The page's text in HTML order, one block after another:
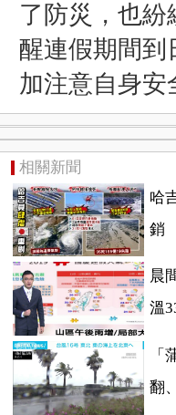
了防災，也紛
醒連假期間到
加注意自身安
相關新聞
哈
銷
晨
溫
「
翻